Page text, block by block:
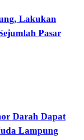
Lakukan
Pasar
Darah Dapat
Lampung